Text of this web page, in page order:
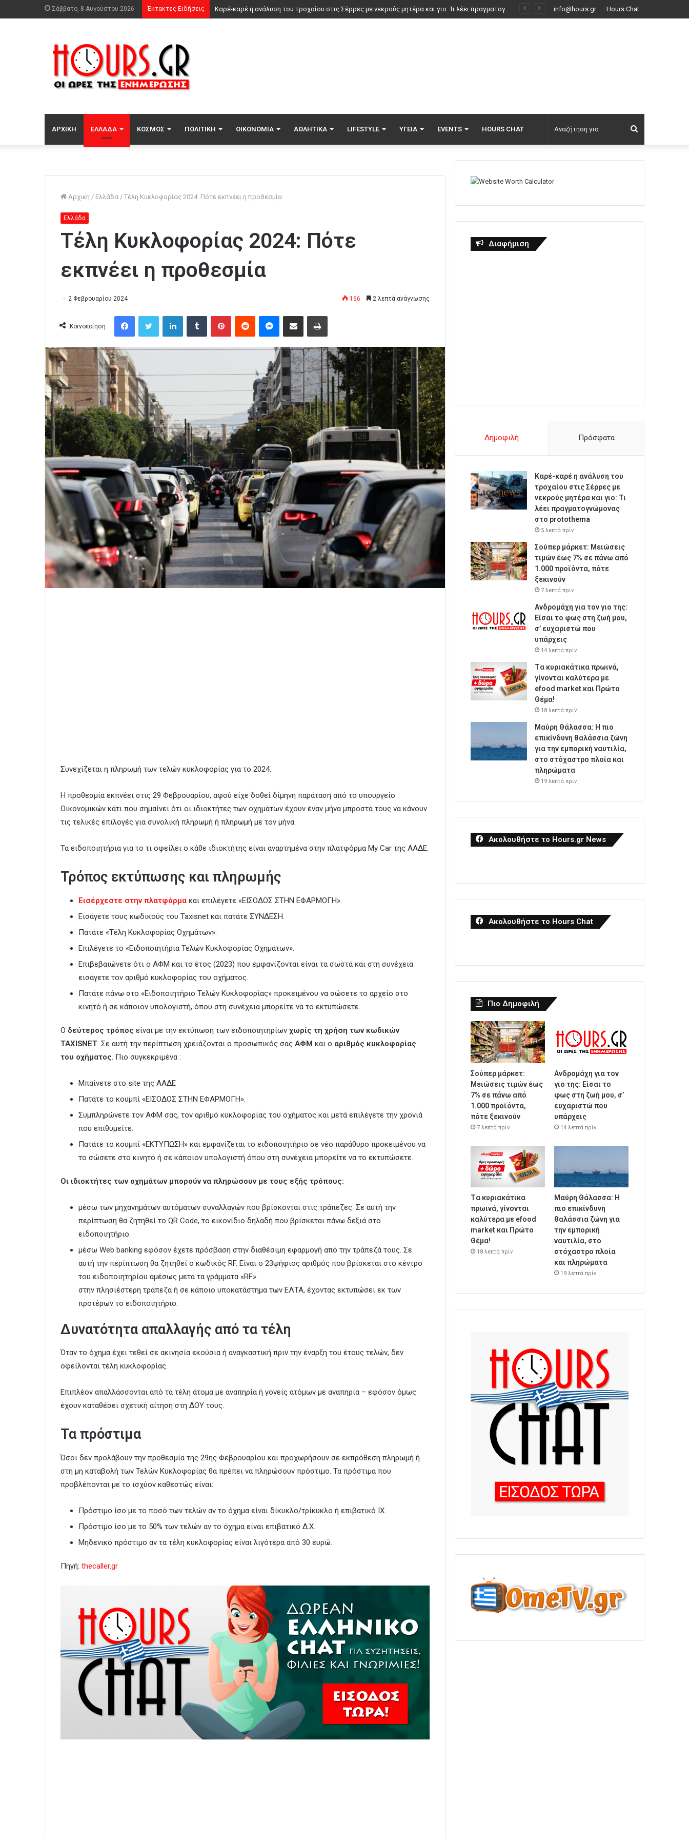
Σάββατο, 8 Αυγούστου 2026 Έκτακτες Ειδήσεις Σούπερ μάρκετ: Μειώσεις τιμών έως 7% σε πάνω από 1.000 προϊόντα, πότε ξεκινούν info@hours.gr Hours Chat
ΑΡΧΙΚΉ ΕΛΛΆΔΑ ΚΌΣΜΟΣ ΠΟΛΙΤΙΚΉ ΟΙΚΟΝΟΜΊΑ ΑΘΛΗΤΙΚΆ LIFESTYLE ΥΓΕΊΑ EVENTS HOURS CHAT
για
Αρχική / Ελλάδα / Τέλη Κυκλοφορίας 2024: Πότε εκπνέει η προθεσμία
Ελλάδα
Τέλη Κυκλοφορίας 2024: Πότε
εκπνέει η προθεσμία
2 Φεβρουαρίου 2024 166 2 λεπτά ανάγνωσης
Κοινοποίηση
Συνεχίζεται η πληρωμή των τελών κυκλοφορίας για το 2024.
Η προθεσμία εκπνέει στις 29 Φεβρουαρίου, αφού είχε δοθεί δίμηνη παράταση από το υπουργείο
Οικονομικών κάτι που σημαίνει ότι οι ιδιοκτήτες των οχημάτων έχουν έναν μήνα μπροστά τους να κάνουν
τις τελικές επιλογές για συνολική πληρωμή ή πληρωμή με τον μήνα.
Τα ειδοποιητήρια για το τι οφείλει ο κάθε ιδιοκτήτης είναι αναρτημένα στην πλατφόρμα My Car της ΑΑΔΕ.
Τρόπος εκτύπωσης και πληρωμής
Εισέρχεστε στην πλατφόρμα και επιλέγετε «ΕΙΣΟΔΟΣ ΣΤΗΝ ΕΦΑΡΜΟΓΗ».
Εισάγετε τους κωδικούς του Taxisnet και πατάτε ΣΥΝΔΕΣΗ.
Πατάτε «Τέλη Κυκλοφορίας Οχημάτων».
Επιλέγετε το «Ειδοποιητήρια Τελών Κυκλοφορίας Οχημάτων».
Επιβεβαιώνετε ότι ο ΑΦΜ και το έτος (2023) που εμφανίζονται είναι τα σωστά και στη συνέχεια
εισάγετε τον αριθμό κυκλοφορίας του οχήματος.
Πατάτε πάνω στο «Ειδοποιητήριο Τελών Κυκλοφορίας» προκειμένου να σώσετε το αρχείο στο
κινητό ή σε κάποιον υπολογιστή, όπου στη συνέχεια μπορείτε να το εκτυπώσετε.
Ο δεύτερος τρόπος είναι με την εκτύπωση των ειδοποιητηρίων χωρίς τη χρήση των κωδικών
TAXISNET . Σε αυτή την περίπτωση χρειάζονται ο προσωπικός σας ΑΦΜ και ο αριθμός κυκλοφορίας
του οχήματος . Πιο συγκεκριμένα :
Μπαίνετε στο site της ΑΑΔΕ
Πατάτε το κουμπί «ΕΙΣΟΔΟΣ ΣΤΗΝ ΕΦΑΡΜΟΓΗ».
Συμπληρώνετε τον ΑΦΜ σας, τον αριθμό κυκλοφορίας του οχήματος και μετά επιλέγετε την χρονιά
που επιθυμείτε.
Πατάτε το κουμπί «ΕΚΤΥΠΩΣΗ» και εμφανίζεται το ειδοποιητήριο σε νέο παράθυρο προκειμένου να
το σώσετε στο κινητό ή σε κάποιον υπολογιστή όπου στη συνέχεια μπορείτε να το εκτυπώσετε.
Οι ιδιοκτήτες των οχημάτων μπορούν να πληρώσουν με τους εξής τρόπους:
μέσω των μηχανημάτων αυτόματων συναλλαγών που βρίσκονται στις τράπεζες. Σε αυτή την
περίπτωση θα ζητηθεί το QR Code, το εικονίδιο δηλαδή που βρίσκεται πάνω δεξιά στο
ειδοποιητήριο.
μέσω Web banking εφόσον έχετε πρόσβαση στην διαθέσιμη εφαρμογή από την τράπεζά τους. Σε
αυτή την περίπτωση θα ζητηθεί ο κωδικός RF. Είναι ο 23ψήφιος αριθμός που βρίσκεται στο κέντρο
του ειδοποιητηρίου αμέσως μετά τα γράμματα «RF».
στην πλησιέστερη τράπεζα ή σε κάποιο υποκατάστημα των ΕΛΤΑ, έχοντας εκτυπώσει εκ των
προτέρων το ειδοποιητήριο.
Δυνατότητα απαλλαγής από τα τέλη
Όταν το όχημα έχει τεθεί σε ακινησία εκούσια ή αναγκαστική πριν την έναρξη του έτους τελών, δεν
οφείλονται τέλη κυκλοφορίας.
Επιπλέον απαλλάσσονται από τα τέλη άτομα με αναπηρία ή γονείς ατόμων με αναπηρία – εφόσον όμως
έχουν καταθέσει σχετική αίτηση στη ΔΟΥ τους.
Τα πρόστιμα
Όσοι δεν προλάβουν την προθεσμία της 29ης Φεβρουαρίου και προχωρήσουν σε εκπρόθεση πληρωμή ή
στη μη καταβολή των Τελών Κυκλοφορίας θα πρέπει να πληρώσουν πρόστιμο. Τα πρόστιμα που
προβλέπονται με το ισχύον καθεστώς είναι:
Πρόστιμο ίσο με το ποσό των τελών αν το όχημα είναι δίκυκλο/τρίκυκλο ή επιβατικό ΙΧ.
Πρόστιμο ίσο με το 50% των τελών αν το όχημα είναι επιβατικό Δ.Χ.
Μηδενικό πρόστιμο αν τα τέλη κυκλοφορίας είναι λιγότερα από 30 ευρώ.
Πηγή: thecaller.gr
Διαφήμιση
Δημοφιλή Πρόσφατα
Καρέ-καρέ η ανάλυση του
τροχαίου στις Σέρρες με
νεκρούς μητέρα και γιο: Τι
λέει πραγματογνώμονας
στο protothema
5 λεπτά πρίν
Σούπερ μάρκετ: Μειώσεις
τιμών έως 7% σε πάνω από
1.000 προϊόντα, πότε
ξεκινούν
7 λεπτά πρίν
Ανδρομάχη για τον γιο της:
Είσαι το φως στη ζωή μου,
σ’ ευχαριστώ που
υπάρχεις
14 λεπτά πρίν
Tα κυριακάτικα πρωινά,
γίνονται καλύτερα με
efood market και Πρώτο
Θέμα!
18 λεπτά πρίν
Μαύρη Θάλασσα: Η πιο
επικίνδυνη θαλάσσια ζώνη
για την εμπορική ναυτιλία,
στο στόχαστρο πλοία και
πληρώματα
19 λεπτά πρίν
Ακολουθήστε το Hours.gr News
Ακολουθήστε το Hours Chat
Πιο Δημοφιλή
Σούπερ μάρκετ:
Μειώσεις τιμών έως
7% σε πάνω από
1.000 προϊόντα,
πότε ξεκινούν
7 λεπτά πρίν
Ανδρομάχη για τον
γιο της: Είσαι το
φως στη ζωή μου, σ’
ευχαριστώ που
υπάρχεις
14 λεπτά πρίν
Tα κυριακάτικα
πρωινά, γίνονται
καλύτερα με efood
market και Πρώτο
Θέμα!
18 λεπτά πρίν
Μαύρη Θάλασσα: Η
πιο επικίνδυνη
θαλάσσια ζώνη για
την εμπορική
ναυτιλία, στο
στόχαστρο πλοία
και πληρώματα
19 λεπτά πρίν